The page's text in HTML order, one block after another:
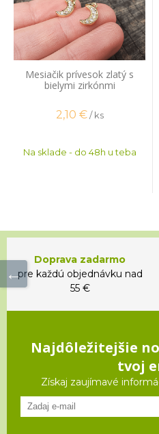
Mesiačik prívesok zlatý s
bielymi zirkónmi
2,10 € / ks
Na sklade - do 48h u teba
Doprava zadarmo
pre každú objednávku nad
55 €
Najdôležitejšie
tvoj
Získaj zaujímavé